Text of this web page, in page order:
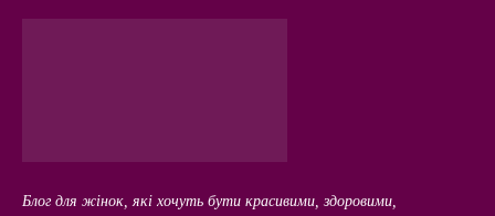
Блог для жінок, які хочуть бути красивими, здоровими,